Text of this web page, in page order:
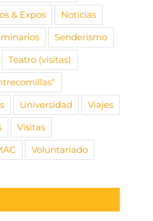
& Expos
Noticias
Senderismo
Teatro (visitas)
Universidad
Viajes
Visitas
Voluntariado